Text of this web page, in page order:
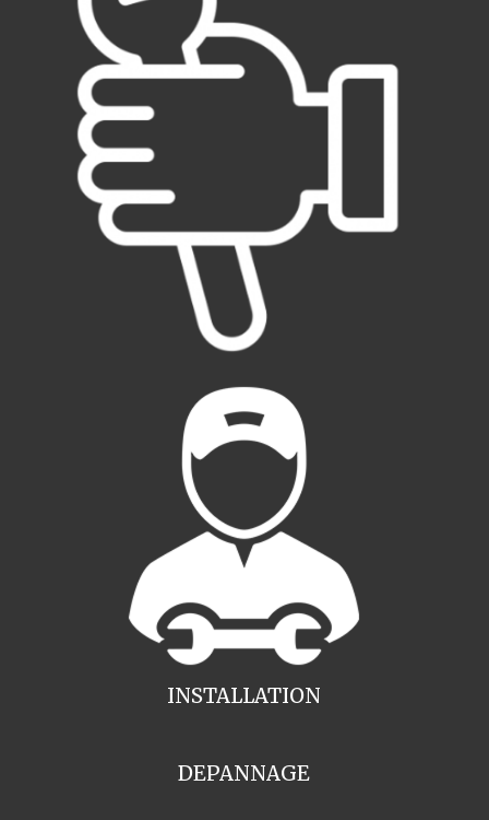
INSTALLATION
DEPANNAGE